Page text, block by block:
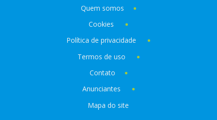
Quem somos
Cookies
Política de privacidade
Termos de uso
Contato
Anunciantes
Mapa do site